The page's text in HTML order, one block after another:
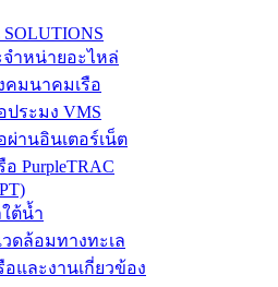
ำหน่ายอะไหล่
คมนาคมเรือ
ประมง VMS
ผ่านอินเตอร์เน็ต
PurpleTRAC
ต้น้ำ
ดล้อมทางทะเล
อและงานเกี่ยวข้อง